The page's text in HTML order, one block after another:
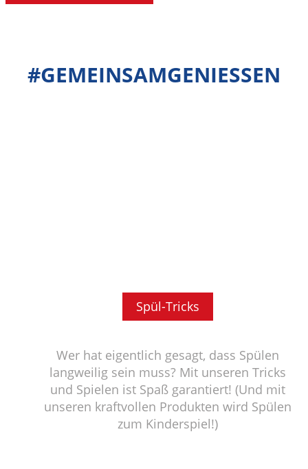
#GEMEINSAMGENIESSEN
Spül-Tricks
Wer hat eigentlich gesagt, dass Spülen
langweilig sein muss? Mit unseren Tricks
und Spielen ist Spaß garantiert! (Und mit
unseren kraftvollen Produkten wird Spülen
zum Kinderspiel!)